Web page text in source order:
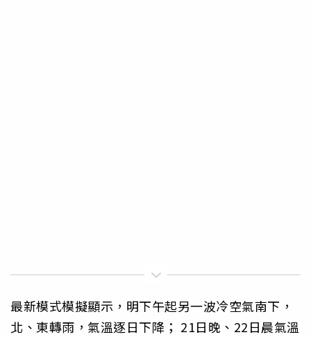
最新模式模擬顯示，明下午起另一波冷空氣南下，
北、東轉雨，氣溫逐日下降； 21日晚、22日晨氣溫